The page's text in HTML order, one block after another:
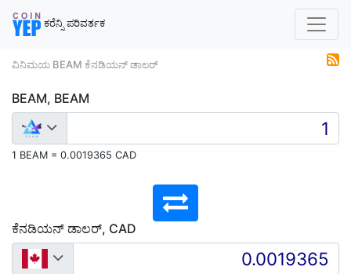
ಕರೆನ್ಸಿ ಪರಿವರ್ತಕ
ವಿನಿಮಯ BEAM ಕೆನಡಿಯನ್ ಡಾಲರ್
BEAM, BEAM
1 BEAM = 0.0019365 CAD
ಕೆನಡಿಯನ್ ಡಾಲರ್, CAD